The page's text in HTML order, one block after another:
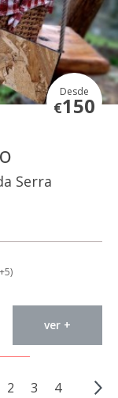
Desde
€150
Serra
ver +
2 3 4